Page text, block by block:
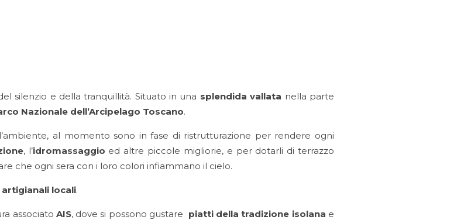
silenzio e della tranquillità. Situato in una splendida vallata nella parte
Nazionale dell’Arcipelago Toscano.
al momento sono in fase di ristrutturazione per rendere ogni
, l’idromassaggio ed altre piccole migliorie, e per dotarli di terrazzo
che ogni sera con i loro colori infiammano il cielo.
artigianali locali.
associato AIS, dove si possono gustare piatti della tradizione isolana e